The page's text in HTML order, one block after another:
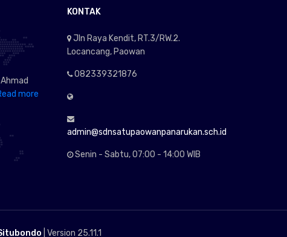
more
KONTAK
Jln Raya Kendit, RT.3/RW.2.
Locancang, Paowan
082339321876
admin@sdnsatupaowanpanarukan.sch.id
Senin - Sabtu, 07:00 - 14:00 WIB
| Version 25.11.1